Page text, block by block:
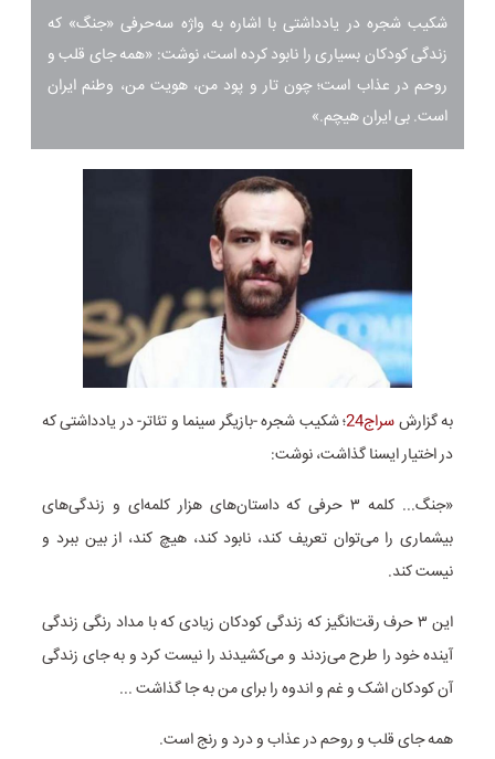
شکیب شجره در یادداشتی با اشاره به واژه سه‌حرفی «جنگ» که
زندگی کودکان بسیاری را نابود کرده است، نوشت: «همه جای قلب و
روحم در عذاب است؛ چون تار و پود من، هویت من، وطنم ایران
است. بی ایران هیچم.»
به گزارشسراج24
؛ شکیب شجره -بازیگر سینما و تئاتر- در یادداشتی که
در اختیار ایسنا گذاشت، نوشت:
«جنگ... کلمه ۳ حرفی که داستان‌های هزار کلمه‌ای و زندگی‌های
بیشماری را می‌توان تعریف کند، نابود کند، هیچ کند، از بین ببرد و
نیست کند.
این ۳ حرف رقت‌انگیز که زندگی کودکان زیادی که با مداد رنگی زندگی
آینده خود را طرح می‌زدند و می‌کشیدند را نیست کرد و به جای زندگی
آن کودکان اشک و غم و اندوه را برای من به جا گذاشت ...
همه جای قلب و روحم در عذاب و درد و رنج است.